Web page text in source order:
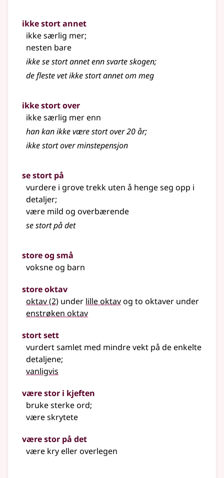
ikke stort annet
ikke særlig mer;
nesten bare
ikke sestortannet enn svarte skogen;
de fleste vet ikke stort annet om meg
ikke stort over
ikke særlig mer enn
han kan ikke værestortover 20 år;
ikke stort over minstepensjon
se stort på
vurdere i grove trekk uten å henge seg opp i
detaljer;
være mild og overbærende
sestortpå det
store og små
voksne og barn
store oktav
oktav(2) under lille oktavog to oktaver under
enstrøken oktav
stort sett
vurdert samlet med mindre vekt på de enkelte
detaljene;
vanligvis
være stor i kjeften
bruke sterke ord;
være skrytete
være stor på det
være kry eller overlegen